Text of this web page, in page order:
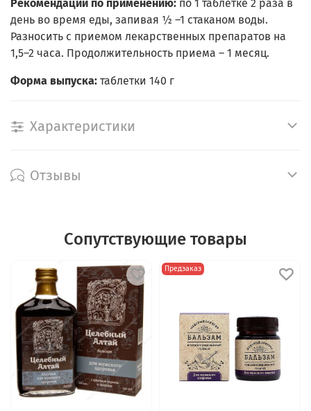
Рекомендации по применению: по 1 таблетке 2 раза в
день во время еды, запивая ½ –1 стаканом воды.
Разносить с приемом лекарственных препаратов на
1,5–2 часа. Продолжительность приема – 1 месяц.
Форма выпуска: таблетки 140 г
Характеристики
Отзывы
Сопутствующие товары
Предзаказ